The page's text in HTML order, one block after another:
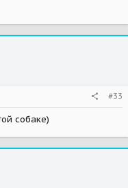
#33
собаке)